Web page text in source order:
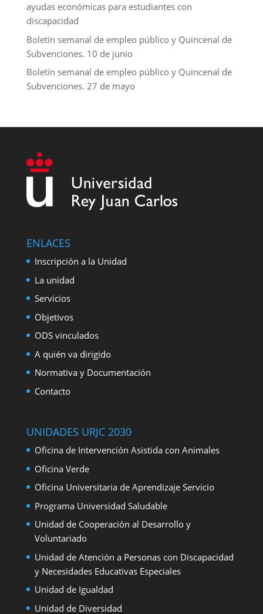
ayudas económicas para estudiantes con
discapacidad
Boletín semanal de empleo público y Quincenal de
Subvenciones. 10 de junio
Boletín semanal de empleo público y Quincenal de
Subvenciones. 27 de mayo
ENLACES
Inscripción a la Unidad
La unidad
Servicios
Objetivos
ODS vinculados
A quién va dirigido
Normativa y Documentación
Contacto
UNIDADES URJC 2030
Oficina de Intervención Asistida con Animales
Oficina Verde
Oficina Universitaria de Aprendizaje Servicio
Programa Universidad Saludable
Unidad de Cooperación al Desarrollo y
Voluntariado
Unidad de Atención a Personas con Discapacidad
y Necesidades Educativas Especiales
Unidad de Igualdad
Unidad de Diversidad